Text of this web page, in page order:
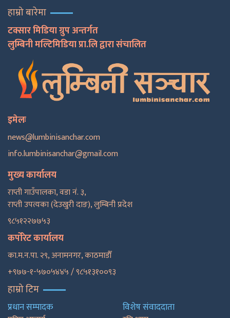
हाम्रो बारेमा
टक्सार मिडिया ग्रुप अन्तर्गत
लुम्बिनी मल्टिमिडिया प्रा.लि द्वारा संचालित
इमेलः
news@lumbinisanchar.com
info.lumbinisanchar@gmail.com
मुख्य कार्यालय
राप्ती गाउँपालका, वडा नं. ३,
राप्ती उपत्यका (देउखुरी दाङ), लुम्बिनी प्रदेश
९८५१२२७७५३
कर्पोरेट कार्यालय
का.म.न.पा. २९, अनामनगर, काठमाडाैँ
+९७७-१-५७०५४४५ / ९८५१३१००९३
हाम्रो टिम
प्रधान सम्पादक विशेष संवाददाता